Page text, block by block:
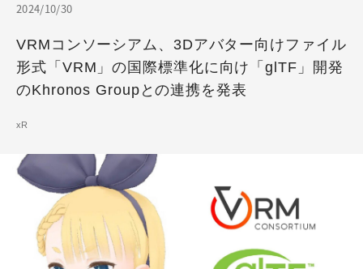
2024/10/30
VRMコンソーシアム、3Dアバター向けファイル
形式「VRM」の国際標準化に向け「glTF」開発
のKhronos Groupとの連携を発表
xR